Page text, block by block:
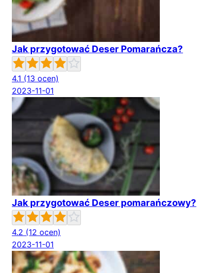
Jak przygotować Deser Pomarańcza?
4.1 (13 ocen)
2023-11-01
Jak przygotować Deser pomarańczowy?
4.2 (12 ocen)
2023-11-01